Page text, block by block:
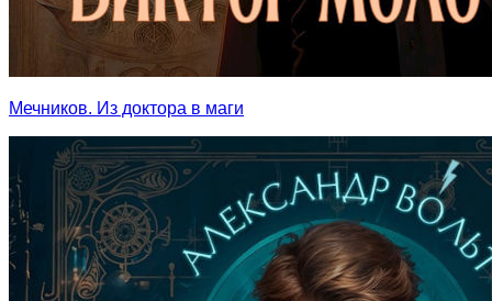
Мечников. Из доктора в маги